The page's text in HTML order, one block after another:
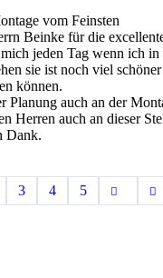
vom Feinsten
Beinke für die
jeden Tag wenn ich
sie ist noch viel
können.
Planung auch an der
Herren auch an dieser
Dank.
3 4 5